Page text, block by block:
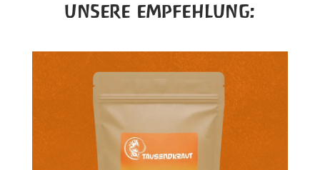
UNSERE EMPFEHLUNG: